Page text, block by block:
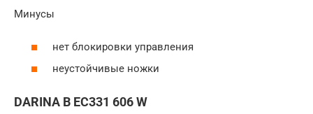
Минусы
нет блокировки управления
неустойчивые ножки
DARINA B EC331 606 W